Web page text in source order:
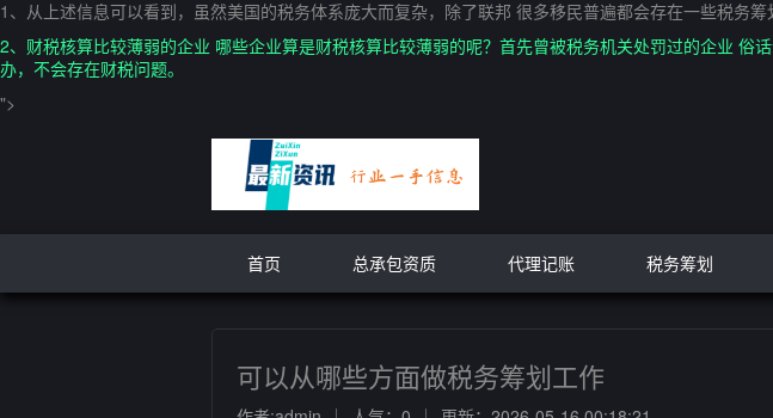
1、从上述信息可以看到，虽然美国的税务体系庞大而复杂，除了联邦 很多移民普遍都会存在一些税务筹
2、财税核算比较薄弱的企业 哪些企业算是财税核算比较薄弱的呢？首先曾被税务机关处罚过的企业
办，不会存在财税问题。
">
首页 总承包资质 代理记账 税务筹划
可以从哪些方面做税务筹划工作